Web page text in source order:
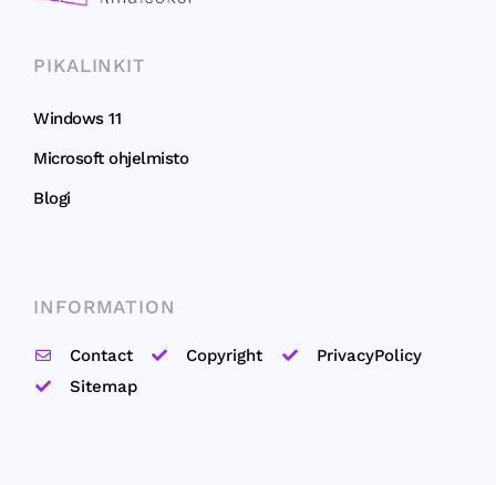
PIKALINKIT
Windows 11
Microsoft ohjelmisto
Blogi
INFORMATION
Contact Copyright
PrivacyPolicy
Sitemap